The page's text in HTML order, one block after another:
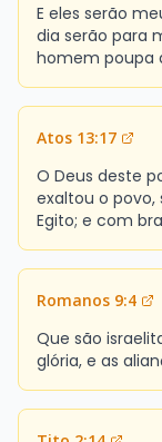
E eles serão
dia serão para
homem poupa
Atos 13:17
O Deus deste
exaltou o povo,
Egito; e com
Romanos 9:4
Que são
glória, e as